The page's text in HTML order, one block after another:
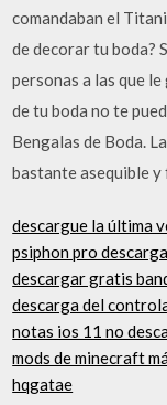
comandaban el
de decorar tu boda?
personas a las que
de tu boda no te
Bengalas de Boda.
bastante asequible y
descargue la última
psiphon pro
descargar gratis
descarga del
notas ios 11 no
mods de minecraft
hqgatae